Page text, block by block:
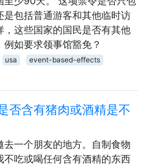
是包括普通游客和其他临时访
，这些国家的国民是否有其他
如要求领事馆豁免？
usa
event-based-effects
否含有猪肉或酒精是不
去一个朋友的地方。自制食物
不吃或喝任何含有酒精的东西